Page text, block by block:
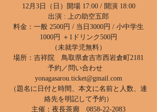
12月3日（日）開場 17:00 / 開演 18:00
出演 : 上の助空五郎
料金：一般 2500円 / 当日3000円 / 小中学生
1000円 ＋1ドリンク500円
（未就学児無料）
場所：吉祥院 鳥取県倉吉市西岩倉町2181
予約／問い合わせ
yonagasarou.ticket@gmail.com
（題名に日付と時間、本文に名前と人数、連
絡先を明記して予約）